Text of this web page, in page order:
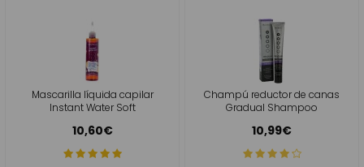
Mascarilla líquida capilar
Instant Water Soft
10,60€
Champú reductor de canas
Gradual Shampoo
10,99€